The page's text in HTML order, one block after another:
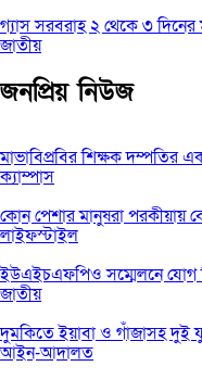
গ্যাস সরবরাহ ২ থেকে ৩ দিনের
জাতীয়
জনপ্রিয় নিউজ
মাভাবিপ্রবির শিক্ষক দম্পতির
ক্যাম্পাস
কোন পেশার মানুষরা পরকীয়ায়
লাইফস্টাইল
ইউএইচএফপিও সম্মেলনে যোগ
জাতীয়
দুমকিতে ইয়াবা ও গাঁজাসহ দুই
আইন-আদালত